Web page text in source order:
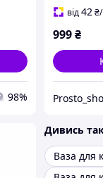
98%
від42₴
999₴
Дивись
Ваза для